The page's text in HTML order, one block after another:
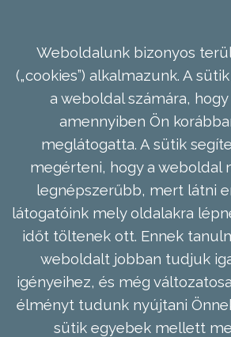
Weboldalunk bizonyos
(„cookies”) alkalmazunk. A
a weboldal számára,
amennyiben Ön
meglátogatta. A sütik
megérteni, hogy a weboldal
legnépszerűbb, mert látni
látogatóink mely oldalakra
időt töltenek ott. Ennek
weboldalt jobban tudjuk
igényeihez, és még
élményt tudunk nyújtani
sütik egyebek mellett